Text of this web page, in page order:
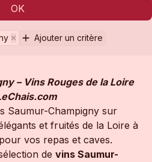
OK
Ajouter un critère
– Vins Rouges de la Loire
Saumur-Champigny sur
et fruités de la Loire à
vos repas et caves.
de vins Saumur-